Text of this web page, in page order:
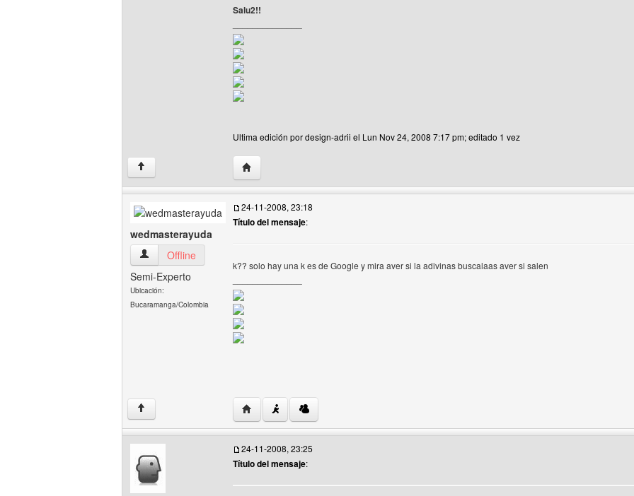
Salu2!!
Ultima edición por design-adrii el Lun Nov 24, 2008 7:17 pm; editado 1 vez
↑ Visitar sitio web del autor: design-adrii
wedmasterayuda
wedmasterayuda Ver perfil del usuario
Offline
Semi-Experto
Ubicación:
Bucaramanga/Colombia
24-11-2008, 23:18
Título del mensaje:
k?? solo hay una k es de Google y mira aver si la adivinas buscalaas aver si salen
↑ Visitar sitio web del autor: wedmasterayuda
24-11-2008, 23:25
Título del mensaje: